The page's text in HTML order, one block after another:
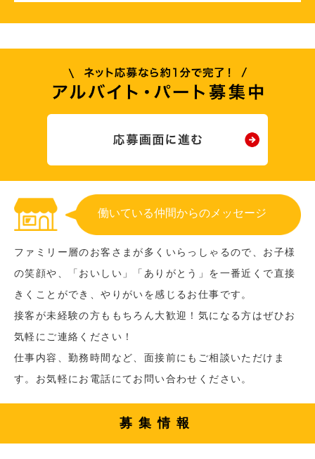
働いている仲間からのメッセージ
ファミリー層のお客さまが多くいらっしゃるので、お子様
の笑顔や、「おいしい」「ありがとう」を一番近くで直接
きくことができ、やりがいを感じるお仕事です。
接客が未経験の方ももちろん大歓迎！気になる方はぜひお
気軽にご連絡ください！
仕事内容、勤務時間など、面接前にもご相談いただけま
す。お気軽にお電話にてお問い合わせください。
募集情報